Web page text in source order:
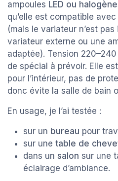
ampoules LED ou
qu’elle est compatible
(mais le variateur n’est
variateur externe ou une
adaptée). Tension
de spécial à prévoir. Elle
pour l’intérieur, pas de
donc évite la salle de bain
En usage, je l’ai testée :
sur un bureau pour
sur une table de
dans un salon sur une
éclairage d’ambiance.